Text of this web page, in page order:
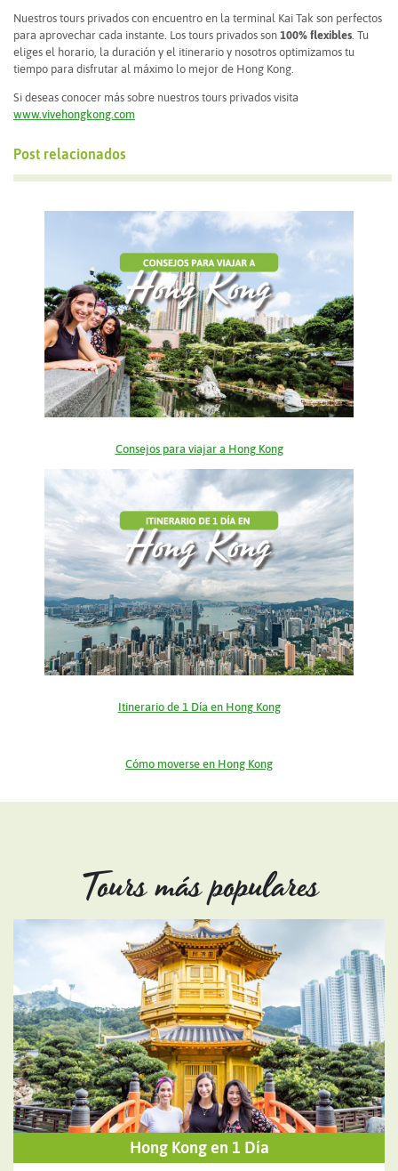
Nuestros tours privados con encuentro en la terminal Kai Tak son perfectos
para aprovechar cada instante. Los tours privados son 100% flexibles . Tu
eliges el horario, la duración y el itinerario y nosotros optimizamos tu
tiempo para disfrutar al máximo lo mejor de Hong Kong.
Si deseas conocer más sobre nuestros tours privados visita
www.vivehongkong.com
Post relacionados
Consejos para viajar a Hong Kong
Itinerario de 1 Día en Hong Kong
Cómo moverse en Hong Kong
Tours más populares
Hong Kong en 1 Día